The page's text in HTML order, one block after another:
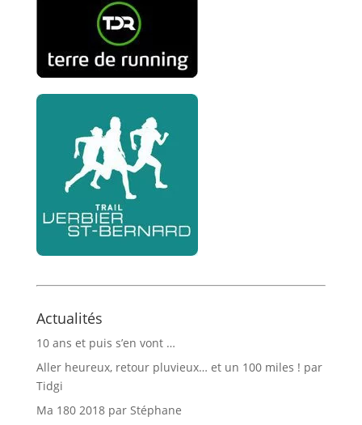
Actualités
10 ans et puis s’en vont …
Aller heureux, retour pluvieux… et un 100 miles ! par
Tidgi
Ma 180 2018 par Stéphane